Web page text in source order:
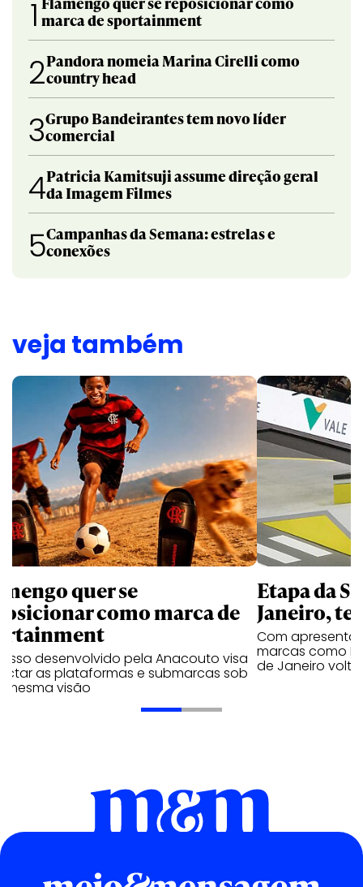
1 marca de sportainment
2Pandora nomeia Marina Cirelli como
country head
3Grupo Bandeirantes tem novo líder
comercial
4Patricia Kamitsuji assume direção geral
da Imagem Filmes
5Campanhas da Semana: estrelas e
conexões
veja também
quer se
como marca de
desenvolvido pela Anacouto visa
as plataformas e submarcas sob
mesma visão
Etapa da
Janeiro,
Com
marcas como
de Janeiro